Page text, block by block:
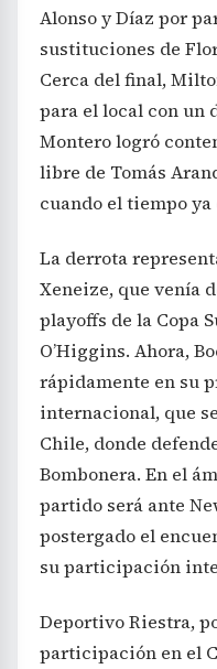
Alonso y Díaz por
sustituciones de
Cerca del final,
para el local con un
Montero logró
libre de Tomás
cuando el tiempo
La derrota
Xeneize, que venía
playoffs de la Copa
O’Higgins. Ahora,
rápidamente en su
internacional, que
Chile, donde
Bombonera. En el
partido será ante
postergado el
su participación
Deportivo Riestra,
participación en el